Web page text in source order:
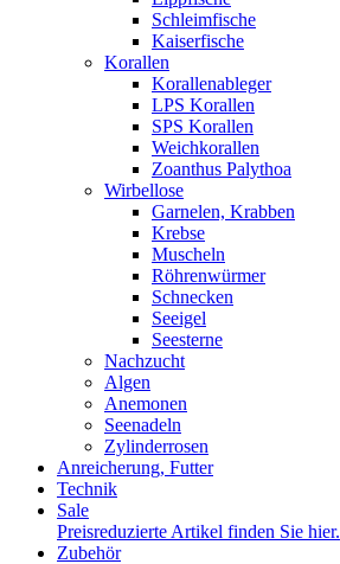
Schleimfische
Kaiserfische
Korallen
Korallenableger
LPS Korallen
SPS Korallen
Weichkorallen
Zoanthus Palythoa
Wirbellose
Garnelen, Krabben
Krebse
Muscheln
Röhrenwürmer
Schnecken
Seeigel
Seesterne
Nachzucht
Algen
Anemonen
Seenadeln
Zylinderrosen
Anreicherung, Futter
Technik
Sale
Preisreduzierte Artikel finden Sie hier.
Zubehör